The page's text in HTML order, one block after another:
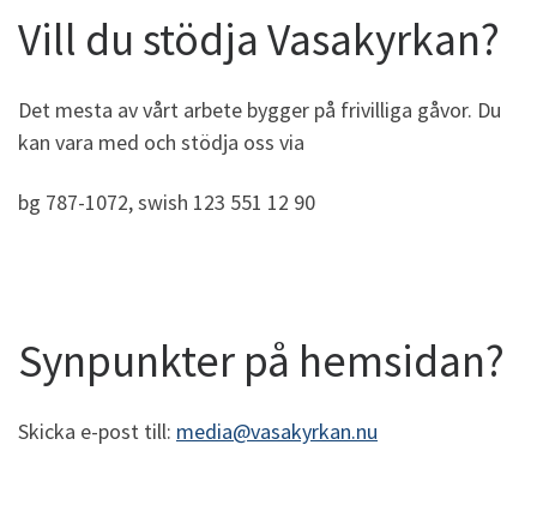
Vill du stödja Vasakyrkan?
Det mesta av vårt arbete bygger på frivilliga gåvor. Du
kan vara med och stödja oss via
bg 787-1072, swish 123 551 12 90
Synpunkter på hemsidan?
Skicka e-post till: media@vasakyrkan.nu